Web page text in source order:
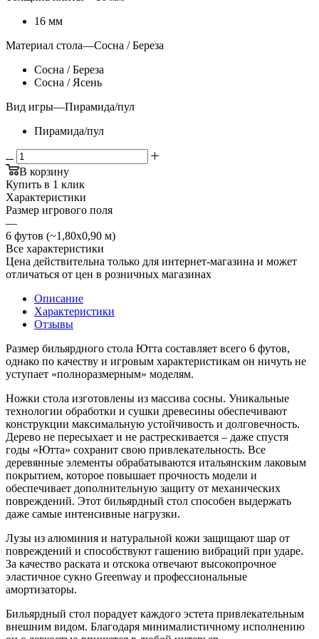
16 мм
Материал стола—Сосна / Береза
Сосна / Береза
Сосна / Ясень
Вид игры—Пирамида/пул
Пирамида/пул
В корзину
Купить в 1 клик
Характеристики
Размер игрового поля
—
6 футов (~1,80х0,90 м)
Все характеристики
Цена действительна только для интернет-магазина и может
отличаться от цен в розничных магазинах
Описание
Характеристики
Отзывы
Размер бильярдного стола Ютта составляет всего 6 футов,
однако по качеству и игровым характеристикам он ничуть не
уступает «полноразмерным» моделям.
Ножки стола изготовлены из массива сосны. Уникальные
технологии обработки и сушки древесины обеспечивают
конструкции максимальную устойчивость и долговечность.
Дерево не пересыхает и не растрескивается – даже спустя
годы «Ютта» сохранит свою привлекательность. Все
деревянные элементы обрабатываются итальянским лаковым
покрытием, которое повышает прочность модели и
обеспечивает дополнительную защиту от механических
повреждений. Этот бильярдный стол способен выдержать
даже самые интенсивные нагрузки.
Лузы из алюминия и натуральной кожи защищают шар от
повреждений и способствуют гашению вибраций при ударе.
За качество раската и отскока отвечают высокопрочное
эластичное сукно Greenway и профессиональные
амортизаторы.
Бильярдный стол порадует каждого эстета привлекательным
внешним видом. Благодаря минималистичному исполнению